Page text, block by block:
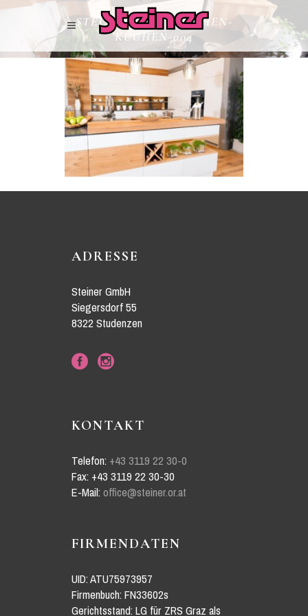
STEINER-WOHNKÜCHEN-
KÜCHEN-004
ADRESSE
Steiner GmbH
Siegersdorf 55
8322 Studenzen
KONTAKT
Telefon:+43 3119 22 30-0
Fax: +43 3119 22 30-30
E-Mail:office@steiner.or.at
FIRMENDATEN
UID: ATU75973957
Firmenbuch: FN33602s
Gerichtsstand: LG für ZRS Graz als